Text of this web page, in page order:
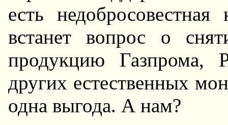
есть недобросовестная
встанет вопрос о
продукцию Газпрома,
других естественных
одна выгода. А нам?